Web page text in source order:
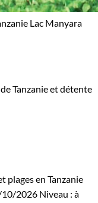
Tanzanie et détente
plages en Tanzanie
10/2026 Niveau : à